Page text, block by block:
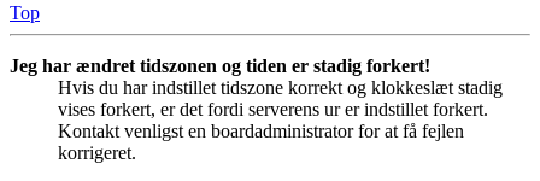
Top
Jeg har ændret tidszonen og tiden er stadig forkert!
Hvis du har indstillet tidszone korrekt og klokkeslæt stadig
vises forkert, er det fordi serverens ur er indstillet forkert.
Kontakt venligst en boardadministrator for at få fejlen
korrigeret.